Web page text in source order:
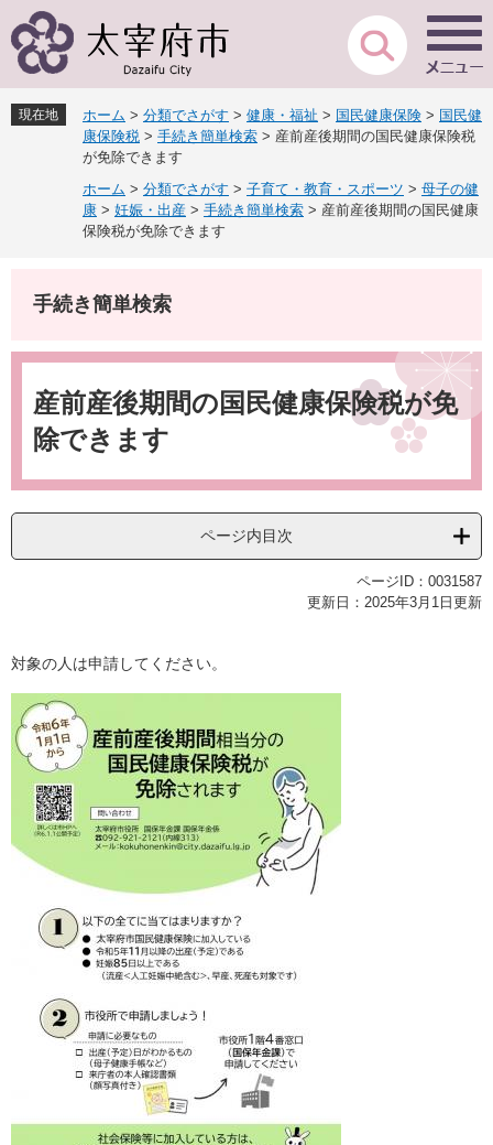
ー
先
頭
ニ
を
飛
現在地 ホーム > 分類でさがす > 健康・福祉 > 国民健康保険 > 国民健
康保険税 > 手続き簡単検索 > 産前産後期間の国民健康保険税
が免除できます
ホーム > 分類でさがす > 子育て・教育・スポーツ > 母子の健
康 > 妊娠・出産 > 手続き簡単検索 > 産前産後期間の国民健康
保険税が免除できます
手続き簡単検索
本
産前産後期間の国民健康保険税が免
除できます
ページ内目次
ページID：0031587
更新日：2025年3月1日更新
対象の人は申請してください。